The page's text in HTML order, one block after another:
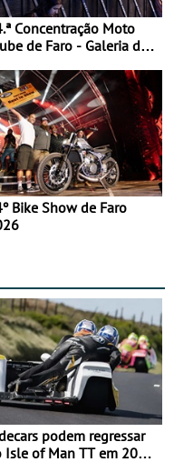
Concentração Moto
de Faro - Galeria de
Bike Show de Faro
podem regressar
Isle of Man TT em 2027